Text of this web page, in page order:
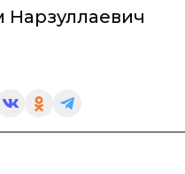
Нарзуллаевич